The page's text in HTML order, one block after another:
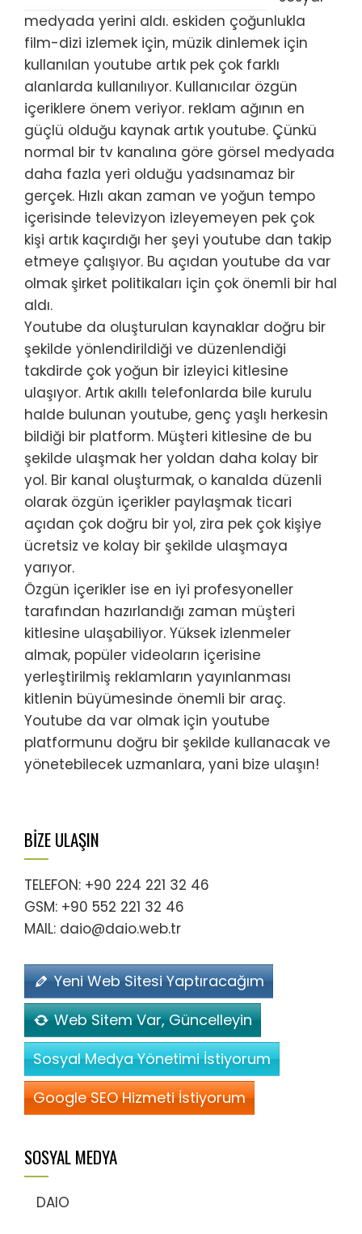
medyada yerini aldı. eskiden çoğunlukla
film-dizi izlemek için, müzik dinlemek için
kullanılan youtube artık pek çok farklı
alanlarda kullanılıyor. Kullanıcılar özgün
içeriklere önem veriyor. reklam ağının en
güçlü olduğu kaynak artık youtube. Çünkü
normal bir tv kanalına göre görsel medyada
daha fazla yeri olduğu yadsınamaz bir
gerçek. Hızlı akan zaman ve yoğun tempo
içerisinde televizyon izleyemeyen pek çok
kişi artık kaçırdığı her şeyi youtube dan takip
etmeye çalışıyor. Bu açıdan youtube da var
olmak şirket politikaları için çok önemli bir hal
aldı.
Youtube da oluşturulan kaynaklar doğru bir
şekilde yönlendirildiği ve düzenlendiği
takdirde çok yoğun bir izleyici kitlesine
ulaşıyor. Artık akıllı telefonlarda bile kurulu
halde bulunan youtube, genç yaşlı herkesin
bildiği bir platform. Müşteri kitlesine de bu
şekilde ulaşmak her yoldan daha kolay bir
yol. Bir kanal oluşturmak, o kanalda düzenli
olarak özgün içerikler paylaşmak ticari
açıdan çok doğru bir yol, zira pek çok kişiye
ücretsiz ve kolay bir şekilde ulaşmaya
yarıyor.
Özgün içerikler ise en iyi profesyoneller
tarafından hazırlandığı zaman müşteri
kitlesine ulaşabiliyor. Yüksek izlenmeler
almak, popüler videoların içerisine
yerleştirilmiş reklamların yayınlanması
kitlenin büyümesinde önemli bir araç.
Youtube da var olmak için youtube
platformunu doğru bir şekilde kullanacak ve
yönetebilecek uzmanlara, yani bize ulaşın!
BİZE ULAŞIN
TELEFON: +90 224 221 32 46
GSM: +90 552 221 32 46
MAIL: daio@daio.web.tr
Yeni Web Sitesi Yaptıracağım
Web Sitem Var, Güncelleyin
Sosyal Medya Yönetimi İstiyorum
Google SEO Hizmeti İstiyorum
SOSYAL MEDYA
DAIO